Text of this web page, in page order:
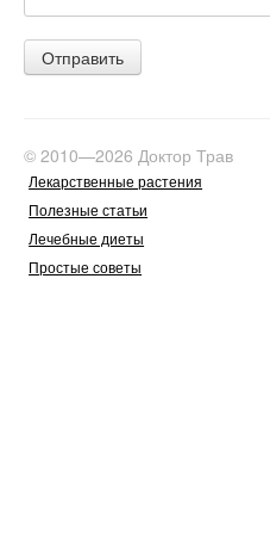
© 2010—2026 Доктор Трав
Лекарственные растения
Полезные статьи
Лечебные диеты
Простые советы